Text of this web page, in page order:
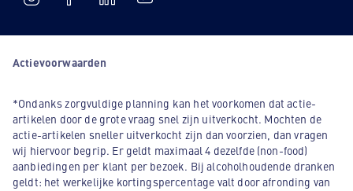
Actievoorwaarden
*Ondanks zorgvuldige planning kan het voorkomen dat actie-
artikelen door de grote vraag snel zijn uitverkocht. Mochten de
actie-artikelen sneller uitverkocht zijn dan voorzien, dan vragen
wij hiervoor begrip. Er geldt maximaal 4 dezelfde (non-food)
aanbiedingen per klant per bezoek. Bij alcoholhoudende dranken
geldt: het werkelijke kortingspercentage valt door afronding van